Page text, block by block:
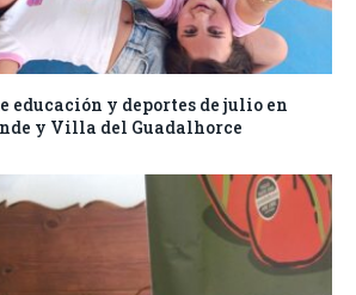
educación y deportes de julio en
y Villa del Guadalhorce